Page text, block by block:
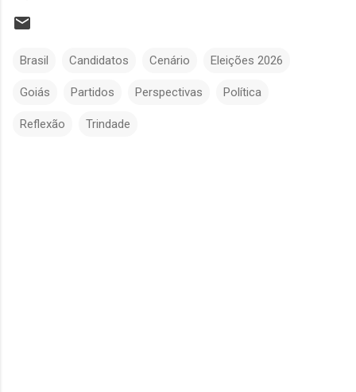
Brasil Candidatos Cenário Eleições 2026
Goiás Partidos Perspectivas Política
Reflexão Trindade